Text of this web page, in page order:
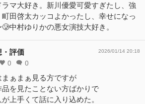
ラマ大好き。新川優愛可愛すぎたし、強
田啓太カッコよかったし、幸せになっ
中村ゆりかの悪女演技大好き。
・評価
0 0
2026/01/14 20:18
まぁまぁ見る方ですが
を見たことない方ばかりで
上手くて話に入り込めた。